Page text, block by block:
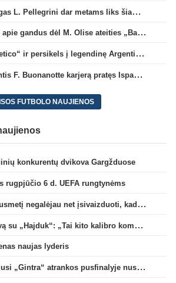
Ilgametis Roma“ saugas L. Pellegrini dar metams liks šiame klube
V. Kompany pasisakė apie gandus dėl M. Olise ateities „Bayern“ gretose
T. Almada paliks „Atletico“ ir persikels į legendinę Argentinos ekipą
„Brighton“ priklausantis F. Buonanotte karjerą pratęs Ispanijoje
FUTBOLO NAUJIENOS
konkurentų dvikova Gargžduose
rugpjūčio 6 d. UEFA rungtynėms
M. Capanas: „Prieš pusmetį negalėjau net įsivaizduoti, kad žaisime prieš „Hajduk“
A. Skerla prieš dvikovą su „Hajduk“: „Tai kito kalibro komanda“
naujas lyderis
Persvaros neišsaugojusi „Gintra“ atrankos pusfinalyje nusileido Škotijos čempionėms